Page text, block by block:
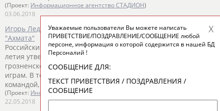
(Проект: Информационное агентство СТАДИОН)
03.06.2018
Игорь Ледяхов утвержден в должности главного тренера
"Ахмата"
Российский специалистИгорь Ледяховв день своего 50-
летия утвержден в должности главного тренера
грозненского футбольного кл... ...подготавливал команду к
играм. В тех матчах, в которых
командой, исполняя обязанности главного...
(Проект: Информационное агентство СТАДИОН
22.05.2018
Уважаемые пользователи Вы можете написать
ПРИВЕТСТВИЕ/ПОЗДРАВЛЕНИЕ/СООБЩЕНИЕ любой
персоне, информация о которой содержится в нашей БД
Персоналий !
СООБЩЕНИЕ ДЛЯ:
ТЕКСТ ПРИВЕТСТВИЯ / ПОЗДРАВЛЕНИЯ /
СООБЩЕНИЕ